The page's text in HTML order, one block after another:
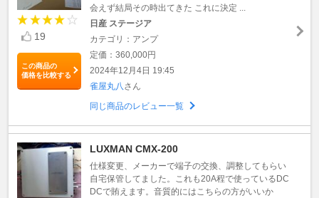
19
この商品の
価格を比較する
会えず結局その時出てきた これに決定 ...
日産 ステージア
カテゴリ：アンプ
定価：360,000円
2024年12月4日 19:45
雀屋丸八 さん
同じ商品のレビュー一覧
LUXMAN CMX-200
仕様変更、メーカーで端子の交換、調整してもらい
自宅保管してました。これも20A程で使っているDC
DCで賄えます。音質的にはこちらの方がいいか